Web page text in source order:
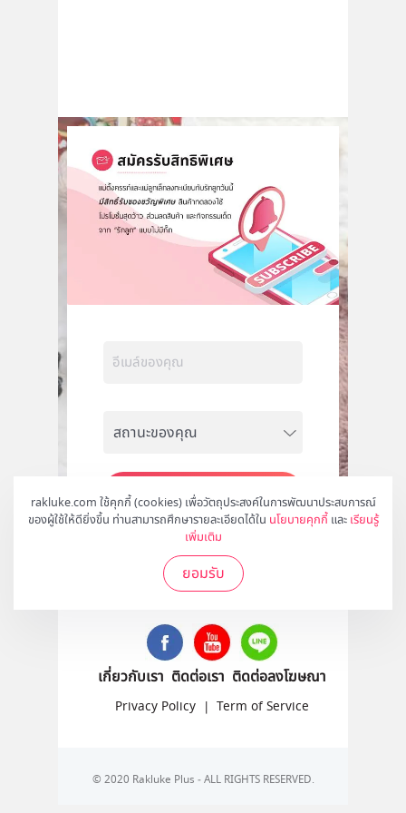
rakluke.com ใช้คุกกี้ (cookies) เพื่อวัตถุประสงค์ในการพัฒนาประสบการณ์
ของผู้ใช้ให้ดียิ่งขึ้น ท่านสามารถศึกษารายละเอียดได้ใน นโยบายคุกกี้ และ เรียนรู้
เพิ่มเติม
ยอมรับ
สมัคร
ติดตามเราได้ที่
เกี่ยวกับเรา ติดต่อเรา ติดต่อลงโฆษณา
Privacy Policy | Term of Service
© 2020 Rakluke Plus - ALL RIGHTS RESERVED.